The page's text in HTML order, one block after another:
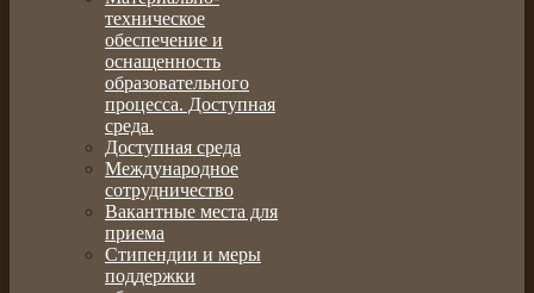
техническое
обеспечение и
оснащенность
образовательного
процесса. Доступная
среда.
Доступная среда
Международное
сотрудничество
Вакантные места для
приема
Стипендии и меры
поддержки